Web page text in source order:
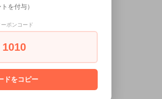
カレンダー
トを付与）
ーポンコード
1010
ドをコピー